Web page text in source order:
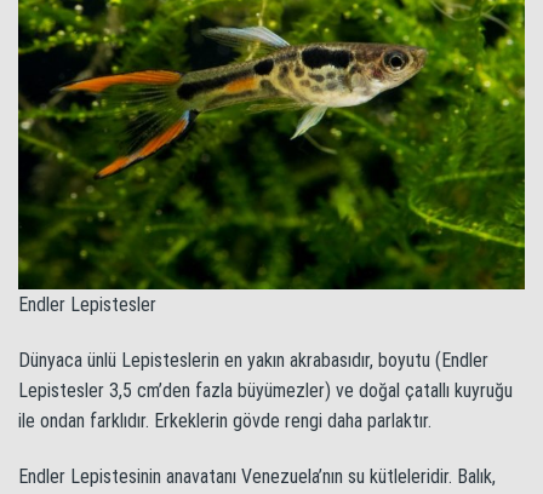
Endler Lepistesler
Dünyaca ünlü Lepisteslerin en yakın akrabasıdır, boyutu (Endler
Lepistesler 3,5 cm’den fazla büyümezler) ve doğal çatallı kuyruğu
ile ondan farklıdır. Erkeklerin gövde rengi daha parlaktır.
Endler Lepistesinin anavatanı Venezuela’nın su kütleleridir. Balık,